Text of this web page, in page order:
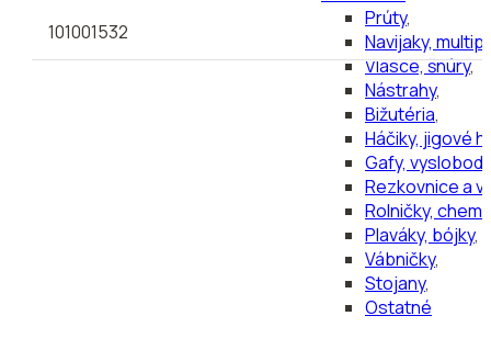
Prúty,
Navijaky,
Vlasce, šnúry,
Nástrahy,
Bižutéria,
Háčiky, jigové
Gafy,
Rezkovnice a
Rolničky,
Plaváky, bójky,
Vábničky,
Stojany,
Ostatné
101001532